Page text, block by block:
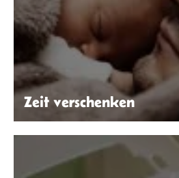
Zeit verschenken